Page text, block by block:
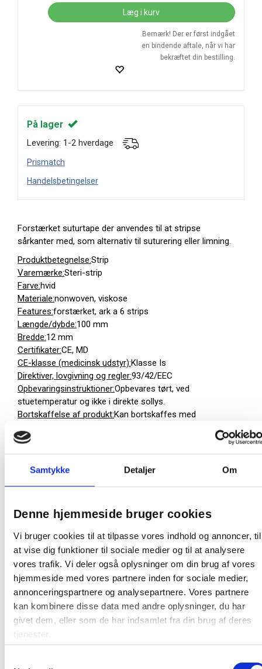
Samtykke Detaljer Om
Denne hjemmeside bruger cookies
Vi bruger cookies til at tilpasse vores indhold og annoncer, til
at vise dig funktioner til sociale medier og til at analysere
vores trafik. Vi deler også oplysninger om din brug af vores
hjemmeside med vores partnere inden for sociale medier,
annonceringspartnere og analysepartnere. Vores partnere
kan kombinere disse data med andre oplysninger, du har
givet dem, eller som de har indsamlet fra din brug af deres
tjenester.
Læg i kurv
Bemærk! Der er først indgået
en bindende aftale, når vi har
bekræftet din bestilling.
På lager
Levering: 1-2 hverdage
Prismatch
Handelsbetingelser
Forstærket suturtape der anvendes til at stripse
sårkanter med, som alternativ til suturering eller limning.
Produktbetegnelse:Strip
Varemærke:Steri-strip
Farve:hvid
Materiale:nonwoven, viskose
Features:forstærket, ark a 6 strips
Længde/dybde:100 mm
Bredde:12 mm
Certifikater:CE, MD
CE-klasse (medicinsk udstyr):Klasse Is
Direktiver, lovgivning og regler:93/42/EEC
Opbevaringsinstruktioner:Opbevares tørt, ved
stuetemperatur og ikke i direkte sollys.
Bortskaffelse af produkt:Kan bortskaffes med
Bortskaffelse af emballage:
forbrændes.
50 ark = 1 pakke
Produktdatablad
Produktinformationer
Vejledninger